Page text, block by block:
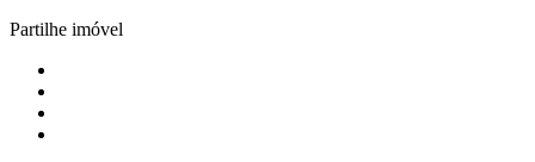
Partilhe imóvel